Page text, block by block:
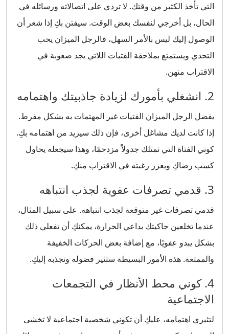
التي تأخذ الكثير من وقتك. لا تردي على اتصالاته ورسائله في
الحال، بل أخرجي لنفسك بعض الوقت. سيفتن بكِ إذا شعر أن
الوصول إليك ليس بالأمر السهل، فالرجل الميزان يحب
التحدي ويستمتع بملاحقة الفتيات اللاتي يجد صعوبة في
الاقتراب منهن.
2. انشغلي بأمورك لزيادة جاذبيتك واهتمامه
يفضل الرجل الميزان الفتيات غير المهتمات به بشكل مفرط.
إذا كانت لديك مشاغل أخرى، فإن ذلك سيزيد من اهتمامه بكِ.
كوني الفتاة التي تمتلك جدولاً مزدحمًا، وهذا سيجعله يحاول
كسب رضاكِ ويعزز رغبته في الاقتراب منكِ.
3. قدمي تصرفات عفوية لجذب انتباهه
قدمي تصرفات غير متوقعة لجذب انتباهه. على سبيل المثال،
عندما تخلعين جاكيتك بداعي الحرارة، يمكنكِ أن تفعلي ذلك
بشكل يبدو عفويًا، مع إضافة بعض الحركات الخفيفة
والممتعة. هذه الأمور البسيطة ستثير فضوله وتجذبه إليكِ.
4. كوني محط الأنظار في التجمعات
الاجتماعية
لتثيري اهتمامه، عليكِ أن تكوني شخصية اجتماعية لا تخشى